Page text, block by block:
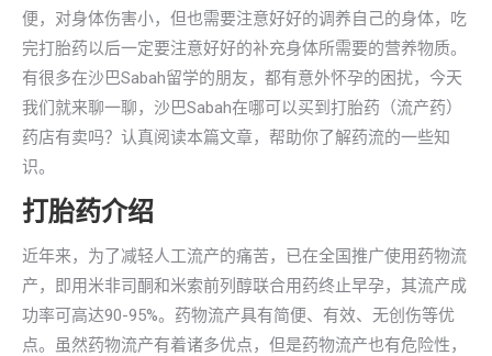
便，对身体伤害小，但也需要注意好好的调养自己的身体，吃
完打胎药以后一定要注意好好的补充身体所需要的营养物质。
有很多在沙巴Sabah留学的朋友，都有意外怀孕的困扰，今天
我们就来聊一聊，沙巴Sabah在哪可以买到打胎药（流产药）
药店有卖吗？认真阅读本篇文章，帮助你了解药流的一些知
识。
打胎药介绍
近年来，为了减轻人工流产的痛苦，已在全国推广使用药物流
产，即用米非司酮和米索前列醇联合用药终止早孕，其流产成
功率可高达90-95%。药物流产具有简便、有效、无创伤等优
点。虽然药物流产有着诸多优点，但是药物流产也有危险性，